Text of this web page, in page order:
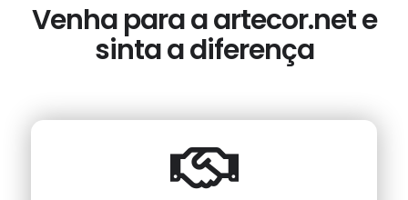
Venha para a artecor.net e
sinta a diferença